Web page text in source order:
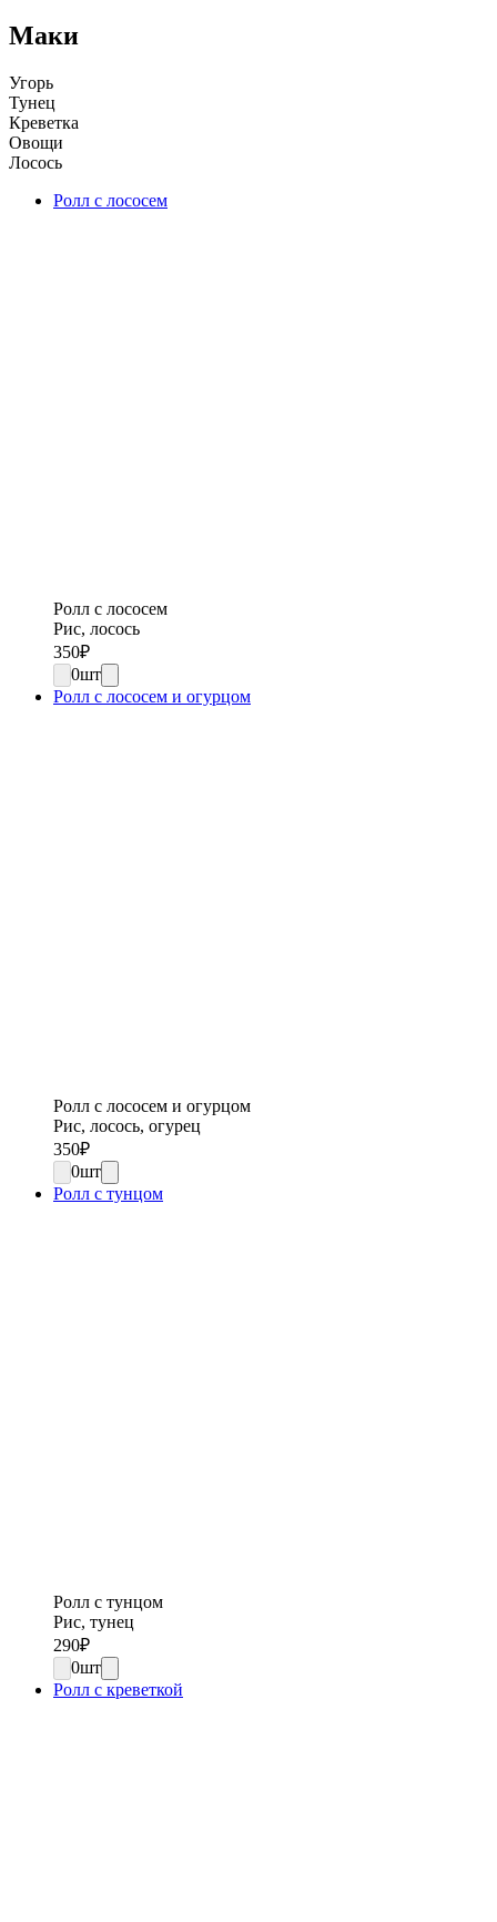
Маки
Угорь
Тунец
Креветка
Овощи
Лосось
Ролл с лососем
Ролл с лососем
Рис, лосось
350₽
0шт
Ролл с лососем и огурцом
Ролл с лососем и огурцом
Рис, лосось, огурец
350₽
0шт
Ролл с тунцом
Ролл с тунцом
Рис, тунец
290₽
0шт
Ролл с креветкой